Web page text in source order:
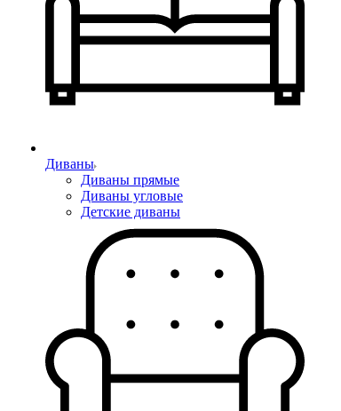
Диваны
Диваны прямые
Диваны угловые
Детские диваны